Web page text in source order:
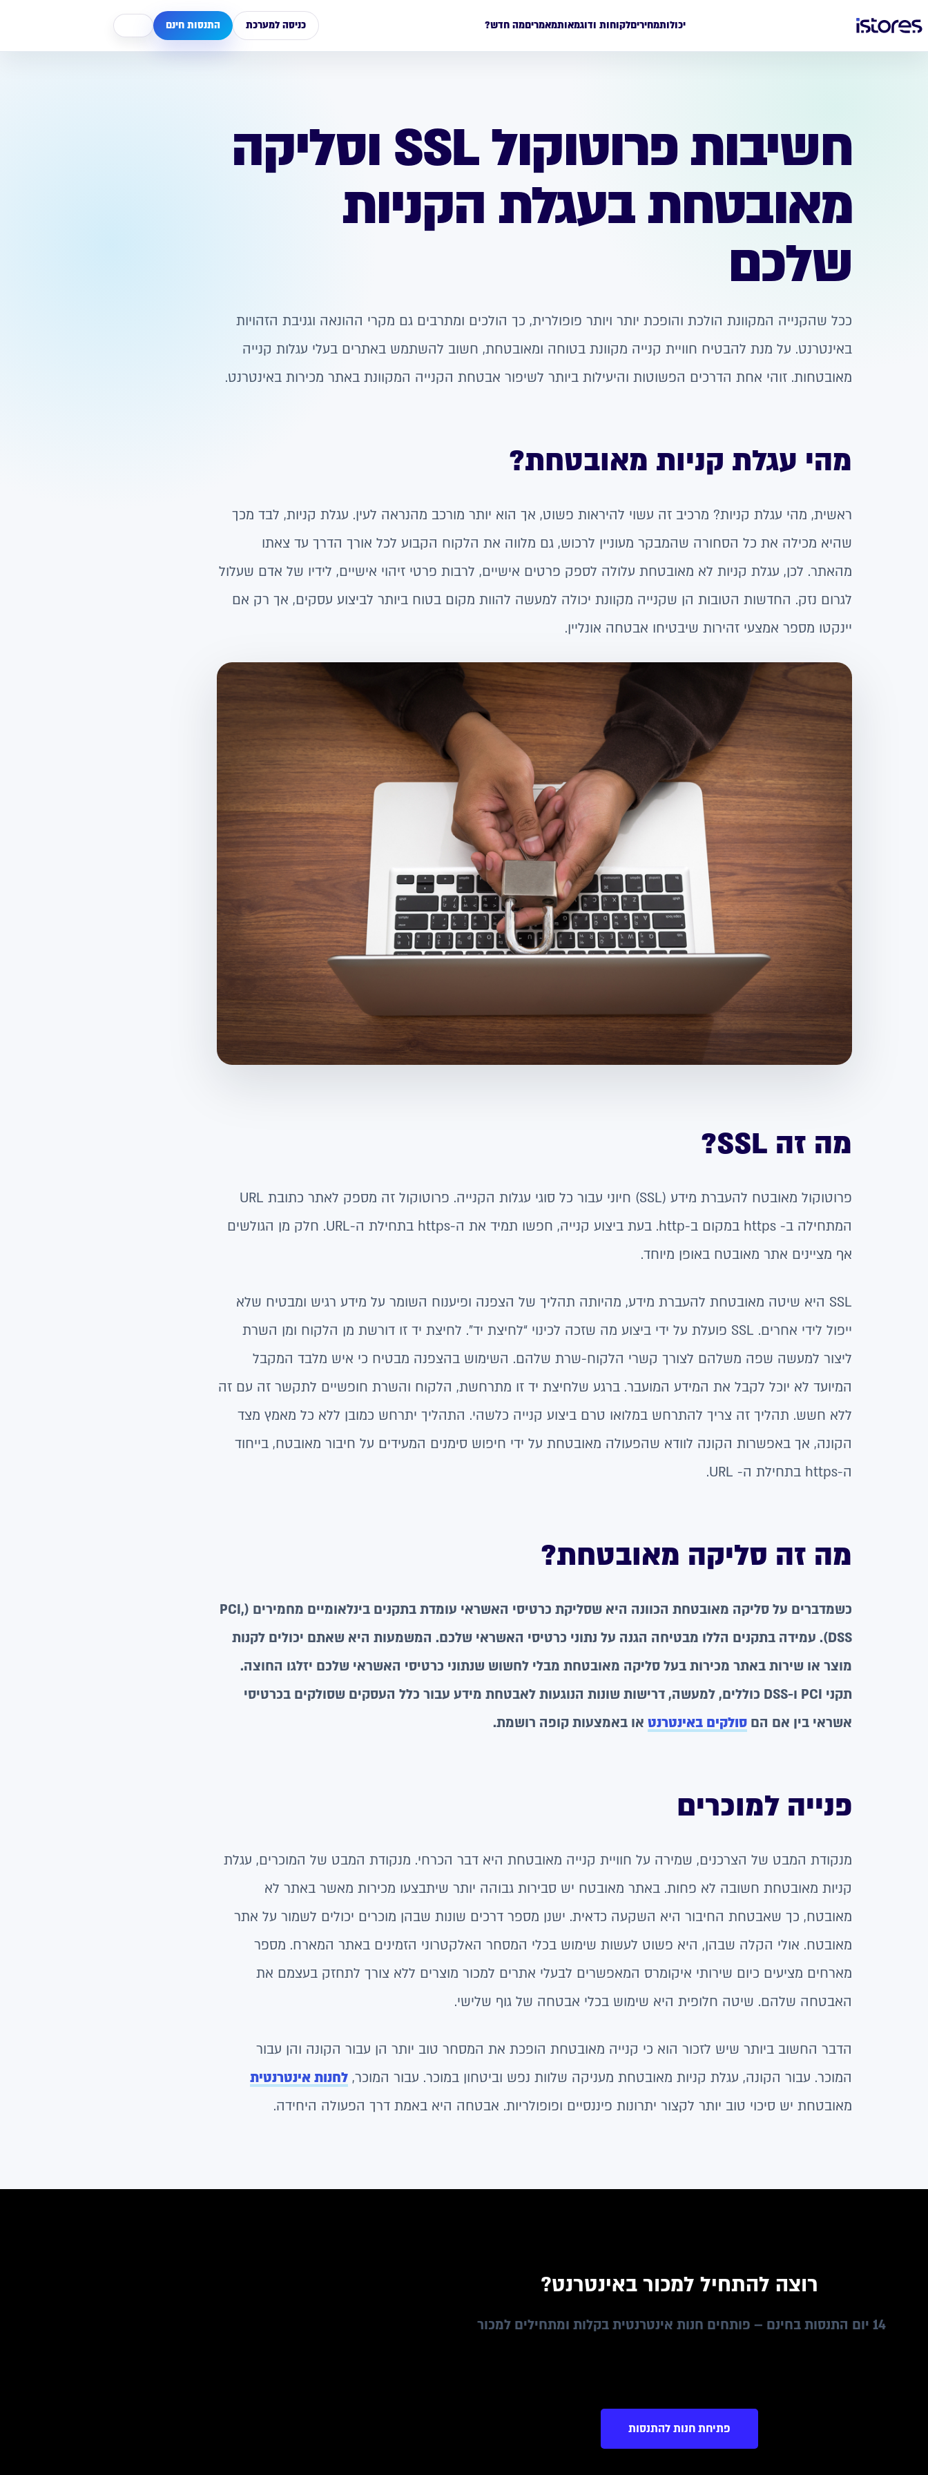
יכולותמחיריםלקוחות ודוגמאותמאמריםמה חדש? התנסות חינם כניסה למערכת
חשיבות פרוטוקול SSL וסליקה
מאובטחת בעגלת הקניות
שלכם
ככל שהקנייה המקוונת הולכת והופכת יותר ויותר פופולרית, כך הולכים ומתרבים גם מקרי ההונאה וגניבת הזהויות
באינטרנט. על מנת להבטיח חוויית קנייה מקוונת בטוחה ומאובטחת, חשוב להשתמש באתרים בעלי עגלות קנייה
מאובטחות. זוהי אחת הדרכים הפשוטות והיעילות ביותר לשיפור אבטחת הקנייה המקוונת באתר מכירות באינטרנט.
מהי עגלת קניות מאובטחת?
ראשית, מהי עגלת קניות? מרכיב זה עשוי להיראות פשוט, אך הוא יותר מורכב מהנראה לעין. עגלת קניות, לבד מכך
שהיא מכילה את כל הסחורה שהמבקר מעוניין לרכוש, גם מלווה את הלקוח הקבוע לכל אורך הדרך עד צאתו
מהאתר. לכן, עגלת קניות לא מאובטחת עלולה לספק פרטים אישיים, לרבות פרטי זיהוי אישיים, לידיו של אדם שעלול
לגרום נזק. החדשות הטובות הן שקנייה מקוונת יכולה למעשה להוות מקום בטוח ביותר לביצוע עסקים, אך רק אם
יינקטו מספר אמצעי זהירות שיבטיחו אבטחה אונליין.
מה זה SSL?
פרוטוקול מאובטח להעברת מידע (SSL) חיוני עבור כל סוגי עגלות הקנייה. פרוטוקול זה מספק לאתר כתובת URL
המתחילה ב- https במקום ב-http. בעת ביצוע קנייה, חפשו תמיד את ה-https בתחילת ה-URL. חלק מן הגולשים
אף מציינים אתר מאובטח באופן מיוחד.
SSL היא שיטה מאובטחת להעברת מידע, מהיותה תהליך של הצפנה ופיענוח השומר על מידע רגיש ומבטיח שלא
ייפול לידי אחרים. SSL פועלת על ידי ביצוע מה שזכה לכינוי “לחיצת יד”. לחיצת יד זו דורשת מן הלקוח ומן השרת
ליצור למעשה שפה משלהם לצורך קשרי הלקוח-שרת שלהם. השימוש בהצפנה מבטיח כי איש מלבד המקבל
המיועד לא יוכל לקבל את המידע המועבר. ברגע שלחיצת יד זו מתרחשת, הלקוח והשרת חופשיים לתקשר זה עם זה
ללא חשש. תהליך זה צריך להתרחש במלואו טרם ביצוע קנייה כלשהי. התהליך יתרחש כמובן ללא כל מאמץ מצד
הקונה, אך באפשרות הקונה לוודא שהפעולה מאובטחת על ידי חיפוש סימנים המעידים על חיבור מאובטח, בייחוד
ה-https בתחילת ה- URL.
מה זה סליקה מאובטחת?
כשמדברים על סליקה מאובטחת הכוונה היא שסליקת כרטיסי האשראי עומדת בתקנים בינלאומיים מחמירים (PCI,
DSS). עמידה בתקנים הללו מבטיחה הגנה על נתוני כרטיסי האשראי שלכם. המשמעות היא שאתם יכולים לקנות
מוצר או שירות באתר מכירות בעל סליקה מאובטחת מבלי לחשוש שנתוני כרטיסי האשראי שלכם יזלגו החוצה.
תקני PCI ו-DSS כוללים, למעשה, דרישות שונות הנוגעות לאבטחת מידע עבור כלל העסקים שסולקים בכרטיסי
אשראי בין אם הם סולקים באינטרנט או באמצעות קופה רושמת.
פנייה למוכרים
מנקודת המבט של הצרכנים, שמירה על חוויית קנייה מאובטחת היא דבר הכרחי. מנקודת המבט של המוכרים, עגלת
קניות מאובטחת חשובה לא פחות. באתר מאובטח יש סבירות גבוהה יותר שיתבצעו מכירות מאשר באתר לא
מאובטח, כך שאבטחת החיבור היא השקעה כדאית. ישנן מספר דרכים שונות שבהן מוכרים יכולים לשמור על אתר
מאובטח. אולי הקלה שבהן, היא פשוט לעשות שימוש בכלי המסחר האלקטרוני הזמינים באתר המארח. מספר
מארחים מציעים כיום שירותי איקומרס המאפשרים לבעלי אתרים למכור מוצרים ללא צורך לתחזק בעצמם את
האבטחה שלהם. שיטה חלופית היא שימוש בכלי אבטחה של גוף שלישי.
הדבר החשוב ביותר שיש לזכור הוא כי קנייה מאובטחת הופכת את המסחר טוב יותר הן עבור הקונה והן עבור
המוכר. עבור הקונה, עגלת קניות מאובטחת מעניקה שלוות נפש וביטחון במוכר. עבור המוכר, לחנות אינטרנטית
מאובטחת יש סיכוי טוב יותר לקצור יתרונות פיננסיים ופופולריות. אבטחה היא באמת דרך הפעולה היחידה.
רוצה להתחיל למכור באינטרנט?
14 יום התנסות בחינם – פותחים חנות אינטרנטית בקלות ומתחילים למכור
פתיחת חנות להתנסות